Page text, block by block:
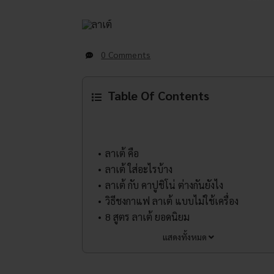
0 Comments
Table Of Contents
ลาเต้ คือ
ลาเต้ ใส่อะไรบ้าง
ลาเต้ กับ คาปูชิโน่ ต่างกันยังไง
วิธีชงกาแฟ ลาเต้ แบบไม่ใช้เครื่อง
8 สูตร ลาเต้ ยอดนิยม
แสดงทั้งหมด